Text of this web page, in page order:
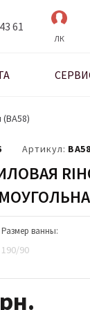
61
ЛК
Артикул:
Размер ванны:
190/90